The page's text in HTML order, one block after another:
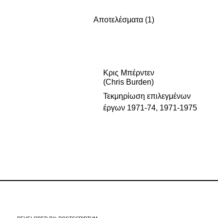
Αποτελέσματα (1)
Κρις Μπέρντεν
(Chris Burden)
Τεκμηρίωση επιλεγμένων
έργων 1971-74, 1971-1975